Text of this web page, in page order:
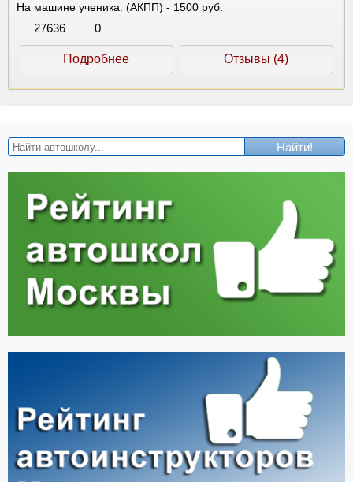
На машине ученика. (АКПП) - 1500 руб.
27636 0
Подробнее Отзывы (4)
Найти!